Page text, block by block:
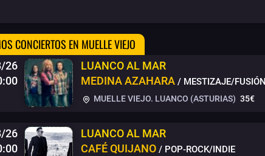
CONCIERTOS EN MUELLE VIEJO
26
LUANCO AL MAR
MEDINA AZAHARA / MESTIZAJE/FUSIÓN
MUELLE VIEJO. LUANCO (ASTURIAS) 35€
26
LUANCO AL MAR
CAFÉ QUIJANO / POP-ROCK/INDIE